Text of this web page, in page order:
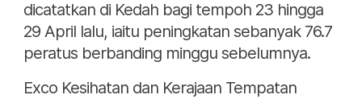
dicatatkan di Kedah bagi tempoh 23 hingga
29 April lalu, iaitu peningkatan sebanyak 76.7
peratus berbanding minggu sebelumnya.
Exco Kesihatan dan Kerajaan Tempatan